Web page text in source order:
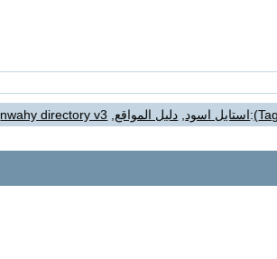
:استايل اسود دليل المواقع nwahy directory v3